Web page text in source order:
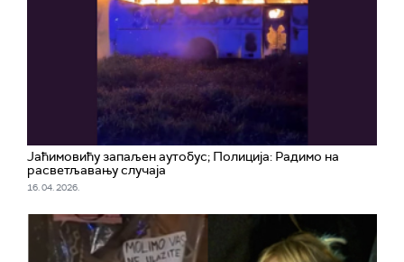
Јаћимовићу запаљен аутобус; Полиција: Радимо на
расветљавању случаја
16. 04. 2026.